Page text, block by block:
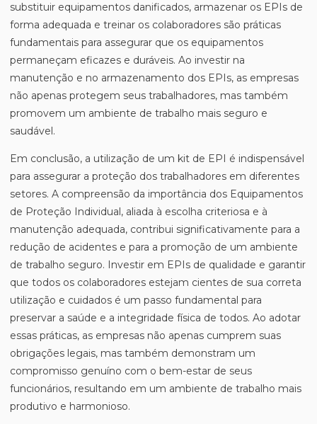
substituir equipamentos danificados, armazenar os EPIs de
forma adequada e treinar os colaboradores são práticas
fundamentais para assegurar que os equipamentos
permaneçam eficazes e duráveis. Ao investir na
manutenção e no armazenamento dos EPIs, as empresas
não apenas protegem seus trabalhadores, mas também
promovem um ambiente de trabalho mais seguro e
saudável.
Em conclusão, a utilização de um kit de EPI é indispensável
para assegurar a proteção dos trabalhadores em diferentes
setores. A compreensão da importância dos Equipamentos
de Proteção Individual, aliada à escolha criteriosa e à
manutenção adequada, contribui significativamente para a
redução de acidentes e para a promoção de um ambiente
de trabalho seguro. Investir em EPIs de qualidade e garantir
que todos os colaboradores estejam cientes de sua correta
utilização e cuidados é um passo fundamental para
preservar a saúde e a integridade física de todos. Ao adotar
essas práticas, as empresas não apenas cumprem suas
obrigações legais, mas também demonstram um
compromisso genuíno com o bem-estar de seus
funcionários, resultando em um ambiente de trabalho mais
produtivo e harmonioso.